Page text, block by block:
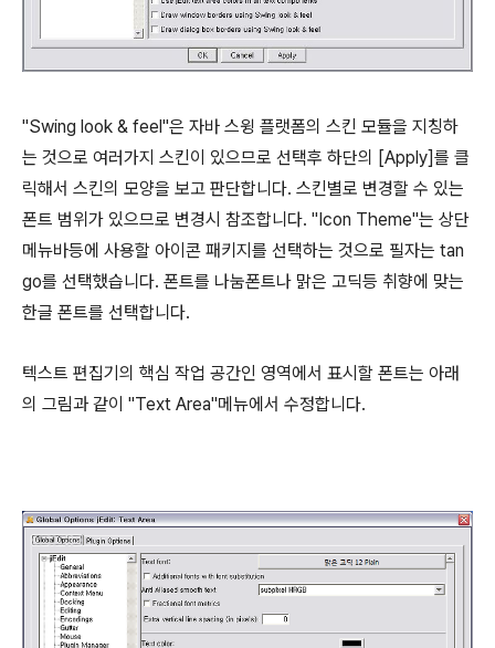
"Swing look & feel"은 자바 스윙 플랫폼의 스킨 모듈을 지칭하
는 것으로 여러가지 스킨이 있으므로 선택후 하단의 [Apply]를 클
릭해서 스킨의 모양을 보고 판단합니다. 스킨별로 변경할 수 있는
폰트 범위가 있으므로 변경시 참조합니다. "Icon Theme"는 상단
메뉴바등에 사용할 아이콘 패키지를 선택하는 것으로 필자는 tan
go를 선택했습니다. 폰트를 나눔폰트나 맑은 고딕등 취향에 맞는
한글 폰트를 선택합니다.
텍스트 편집기의 핵심 작업 공간인 영역에서 표시할 폰트는 아래
의 그림과 같이 "Text Area"메뉴에서 수정합니다.